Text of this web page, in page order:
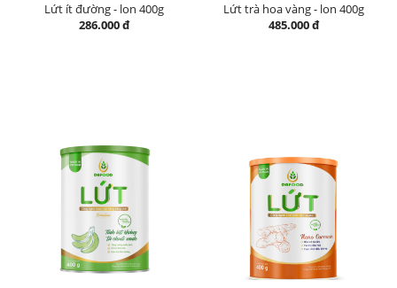
Lứt ít đường - lon 400g
286.000 đ
Lứt trà hoa vàng - lon 400g
485.000 đ